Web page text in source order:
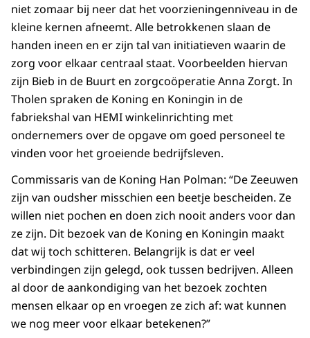
niet zomaar bij neer dat het voorzieningenniveau in de
kleine kernen afneemt. Alle betrokkenen slaan de
handen ineen en er zijn tal van initiatieven waarin de
zorg voor elkaar centraal staat. Voorbeelden hiervan
zijn Bieb in de Buurt en zorgcoöperatie Anna Zorgt. In
Tholen spraken de Koning en Koningin in de
fabriekshal van HEMI winkelinrichting met
ondernemers over de opgave om goed personeel te
vinden voor het groeiende bedrijfsleven.
Commissaris van de Koning Han Polman: “De Zeeuwen
zijn van oudsher misschien een beetje bescheiden. Ze
willen niet pochen en doen zich nooit anders voor dan
ze zijn. Dit bezoek van de Koning en Koningin maakt
dat wij toch schitteren. Belangrijk is dat er veel
verbindingen zijn gelegd, ook tussen bedrijven. Alleen
al door de aankondiging van het bezoek zochten
mensen elkaar op en vroegen ze zich af: wat kunnen
we nog meer voor elkaar betekenen?”